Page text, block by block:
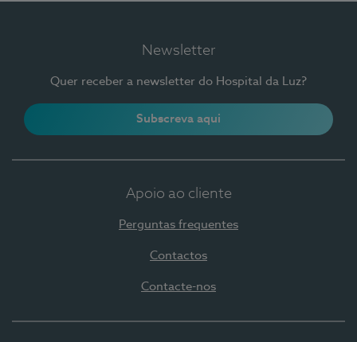
Newsletter
Quer receber a newsletter do Hospital da Luz?
Subscreva aqui
Apoio ao cliente
Perguntas frequentes
Contactos
Contacte-nos